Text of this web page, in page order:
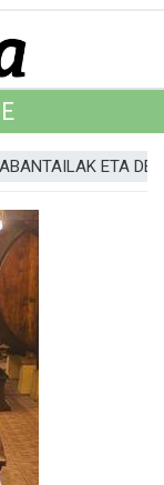
ABANTAILAK ETA